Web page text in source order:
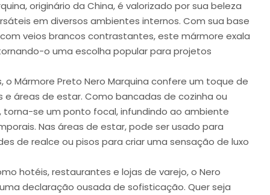
originário da China, é valorizado por sua beleza
em diversos ambientes internos. Com sua base
veios brancos contrastantes, este mármore exala
o uma escolha popular para projetos
o Mármore Preto Nero Marquina confere um toque de
e áreas de estar. Como bancadas de cozinha ou
torna-se um ponto focal, infundindo ao ambiente
Nas áreas de estar, pode ser usado para
de realce ou pisos para criar uma sensação de luxo
hotéis, restaurantes e lojas de varejo, o Nero
declaração ousada de sofisticação. Quer seja